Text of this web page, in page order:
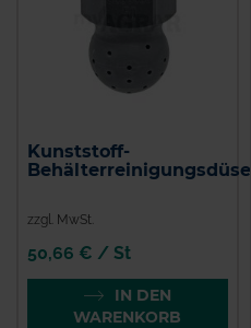
Kunststoff-
Behälterreinigungsdüse
zzgl. MwSt.
50,66 € / St
IN DEN
WARENKORB